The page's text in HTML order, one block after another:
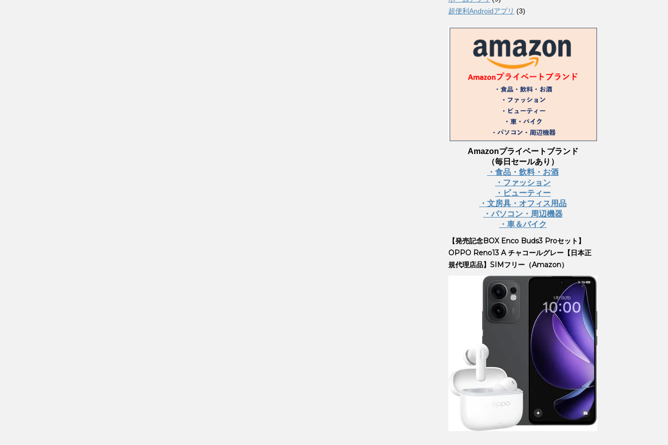
超便利Androidアプリ (3)
Amazonプライベートブランド
（毎日セールあり）
・食品・飲料・お酒
・ファッション
・ビューティー
・文房具・オフィス用品
・パソコン・周辺機器
・車＆バイク
【発売記念BOX Enco Buds3 Proセット】
OPPO Reno13 A チャコールグレー【日本正
規代理店品】SIMフリー（Amazon）